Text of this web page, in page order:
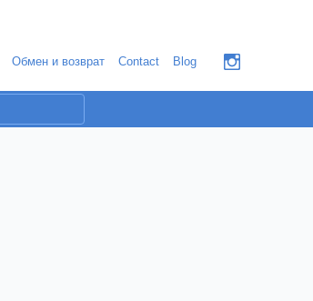
Обмен и возврат Contact Blog